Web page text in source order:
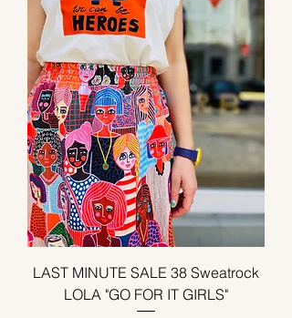
LAST MINUTE SALE 38 Sweatrock
LOLA "GO FOR IT GIRLS"